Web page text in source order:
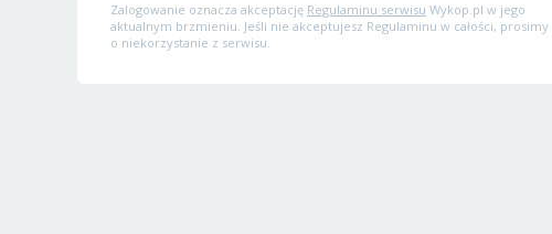
Zalogowanie oznacza akceptację Regulaminu serwisu Wykop.pl w jego
aktualnym brzmieniu. Jeśli nie akceptujesz Regulaminu w całości, prosimy
o niekorzystanie z serwisu.